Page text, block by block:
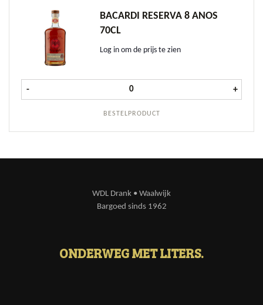
BACARDI RESERVA 8 ANOS
70CL
Log in om de prijs te zien
BESTELPRODUCT
- Bacardi Reserva 8 Anos 70cl aantal
+
WDL Drank • Waalwijk
Bargoed sinds 1962
ONDERWEG MET LITERS.